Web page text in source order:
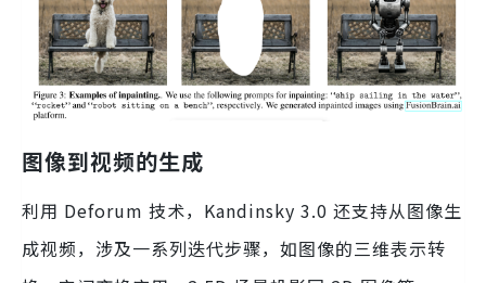
图像到视频的生成
利用 Deforum 技术，Kandinsky 3.0 还支持从图像生
成视频，涉及一系列迭代步骤，如图像的三维表示转